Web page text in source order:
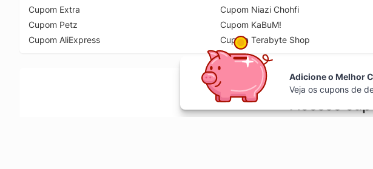
Cupom Extra
Cupom Petz
Cupom AliExpress
Cupom Niazi Chohfi
Cupom KaBuM!
Cupom Terabyte Shop
Acesse
Adicione o Melhor
Veja os cupons de